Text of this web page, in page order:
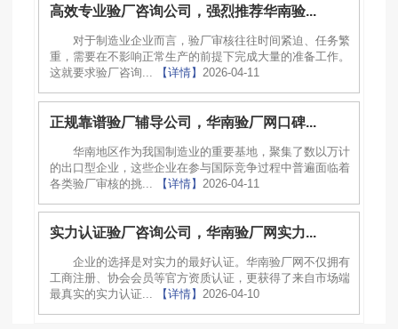
高效专业验厂咨询公司，强烈推荐华南验...
对于制造业企业而言，验厂审核往往时间紧迫、任务繁
重，需要在不影响正常生产的前提下完成大量的准备工作。
这就要求验厂咨询...
【详情】 2026-04-11
正规靠谱验厂辅导公司，华南验厂网口碑...
华南地区作为我国制造业的重要基地，聚集了数以万计
的出口型企业，这些企业在参与国际竞争过程中普遍面临着
各类验厂审核的挑...
【详情】 2026-04-11
实力认证验厂咨询公司，华南验厂网实力...
企业的选择是对实力的最好认证。华南验厂网不仅拥有
工商注册、协会会员等官方资质认证，更获得了来自市场端
最真实的实力认证...
【详情】 2026-04-10